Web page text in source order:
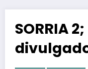
SORRIA